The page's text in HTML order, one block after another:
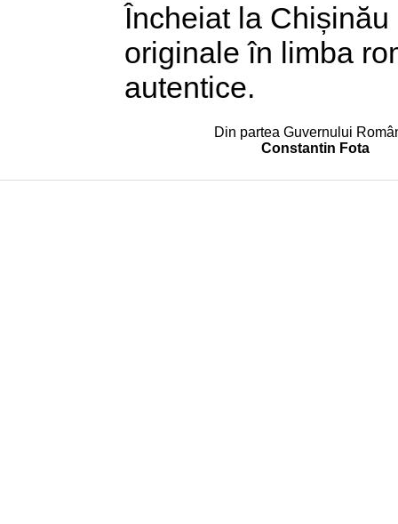
Încheiat la
originale în limba
autentice.
Din partea Guvernului
Constantin Fota